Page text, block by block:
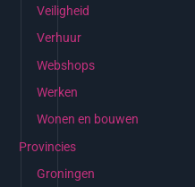
Veiligheid
Verhuur
Webshops
Werken
Wonen en bouwen
Provincies
Groningen